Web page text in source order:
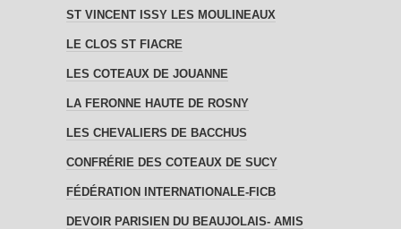
ST VINCENT ISSY LES MOULINEAUX
LE CLOS ST FIACRE
LES COTEAUX DE JOUANNE
LA FERONNE HAUTE DE ROSNY
LES CHEVALIERS DE BACCHUS
CONFRÉRIE DES COTEAUX DE SUCY
FÉDÉRATION INTERNATIONALE-FICB
DEVOIR PARISIEN DU BEAUJOLAIS- AMIS